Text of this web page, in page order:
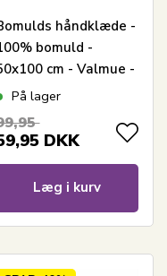
håndklæde -
bomuld -
cm - Valmue -
På lager
DKK
Læg i kurv